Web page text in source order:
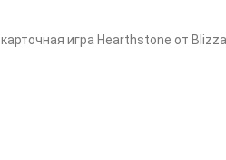
игра Hearthstone от